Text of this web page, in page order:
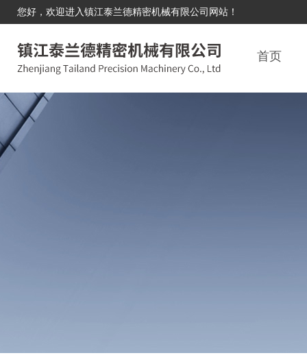
您好，欢迎进入镇江泰兰德精密机械有限公司网站！
首页